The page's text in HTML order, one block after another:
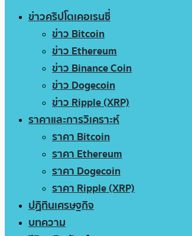
ข่าวคริปโตเคอเรนซี่
ข่าว Bitcoin
ข่าว Ethereum
ข่าว Binance Coin
ข่าว Dogecoin
ข่าว Ripple (XRP)
ราคาและการวิเคราะห์
ราคา Bitcoin
ราคา Ethereum
ราคา Dogecoin
ราคา Ripple (XRP)
ปฏิทินเศรษฐกิจ
บทความ